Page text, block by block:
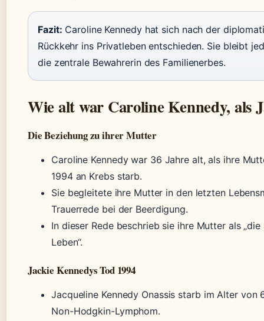
Fazit: Caroline Kennedy hat sich nach der
Rückkehr ins Privatleben entschieden. Sie bleibt
die zentrale Bewahrerin des Familienerbes.
Wie alt war Caroline Kennedy, als
Die Beziehung zu ihrer Mutter
Caroline Kennedy war 36 Jahre alt, als ihre
1994 an Krebs starb.
Sie begleitete ihre Mutter in den letzten
Trauerrede bei der Beerdigung.
In dieser Rede beschrieb sie ihre Mutter als
Leben“.
Jackie Kennedys Tod 1994
Jacqueline Kennedy Onassis starb im Alter von
Non-Hodgkin-Lymphom.